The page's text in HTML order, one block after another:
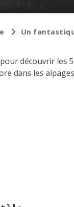
Un
découvrir les 5
dans les